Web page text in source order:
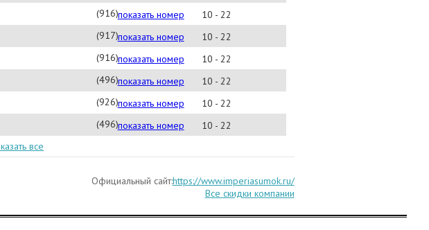
(916) 038-37-29
показать номер
10 - 22
(917) 540-08-68
показать номер
10 - 22
(916) 502-88-60
показать номер
10 - 22
(496) 415-18-91
показать номер
10 - 22
(926) 280-00-20
показать номер
10 - 22
(496) 441-26-21
показать номер
10 - 22
все
Официальный сайт:https://www.imperiasumok.ru/
Все скидки компании